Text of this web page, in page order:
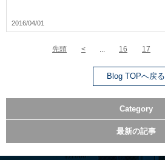
2016/04/01
先頭 < ... 16 17
Blog TOPへ戻る
Category
最新の記事